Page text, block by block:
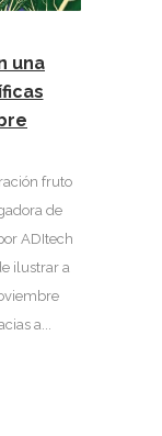
una
fruto
de
ADItech
ilustrar a
a...